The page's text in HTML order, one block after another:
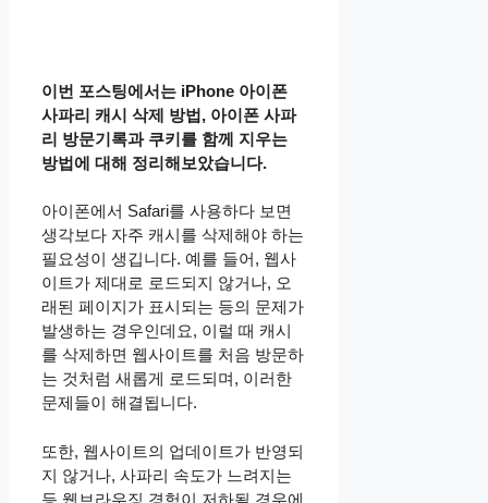
이번 포스팅에서는 iPhone 아이폰
사파리 캐시 삭제 방법, 아이폰 사파
리 방문기록과 쿠키를 함께 지우는
방법에 대해 정리해보았습니다.
아이폰에서 Safari를 사용하다 보면
생각보다 자주 캐시를 삭제해야 하는
필요성이 생깁니다. 예를 들어, 웹사
이트가 제대로 로드되지 않거나, 오
래된 페이지가 표시되는 등의 문제가
발생하는 경우인데요, 이럴 때 캐시
를 삭제하면 웹사이트를 처음 방문하
는 것처럼 새롭게 로드되며, 이러한
문제들이 해결됩니다.
또한, 웹사이트의 업데이트가 반영되
지 않거나, 사파리 속도가 느려지는
등 웹브라우징 경험이 저하될 경우에